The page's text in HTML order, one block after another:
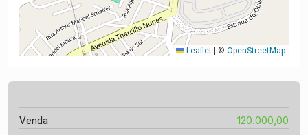
Leaflet © OpenStreetMap
Venda 120.000,00